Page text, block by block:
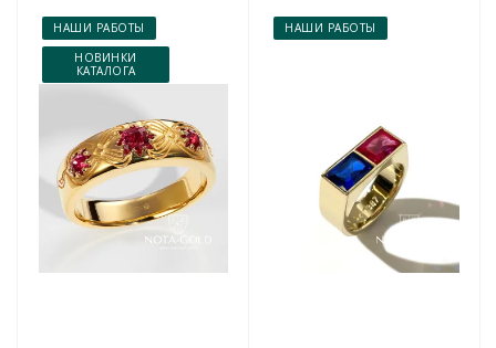
НАШИ РАБОТЫ
НОВИНКИ
КАТАЛОГА
НАШИ РАБОТЫ